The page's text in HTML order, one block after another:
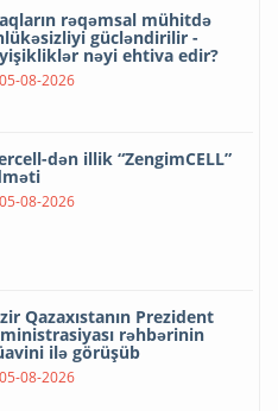
rəqəmsal mühitdə
gücləndirilir -
nəyi ehtiva edir?
05-08-2026
dən illik “ZengimCELL”
05-08-2026
Qazaxıstanın Prezident
rəhbərinin
ilə görüşüb
05-08-2026